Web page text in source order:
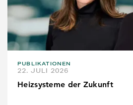
PUBLIKATIONEN
22. JULI 2026
Heizsysteme der Zukunft